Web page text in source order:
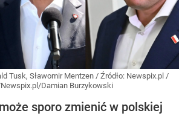
Tusk, Sławomir Mentzen / Źródło: Newspix.pl /
Damian Burzykowski
sporo zmienić w polskiej